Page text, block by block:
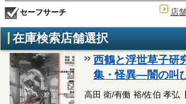
セーフサーチ 店
在庫検索店舗選択
西鶴と浮世草子研
集・怪異―闇の叫
高田 衛/有働 裕/佐伯 孝弘【